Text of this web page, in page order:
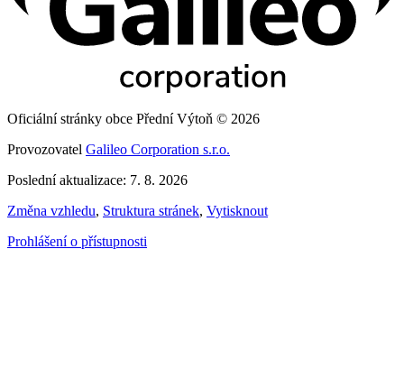
Oficiální stránky obce Přední Výtoň © 2026
Provozovatel Galileo Corporation s.r.o.
Poslední aktualizace: 7. 8. 2026
Změna vzhledu, Struktura stránek, Vytisknout
Prohlášení o přístupnosti